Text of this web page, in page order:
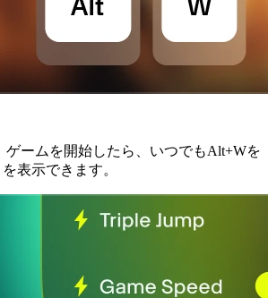
ゲームを開始したら、いつでもAlt+Wを
表示できます。